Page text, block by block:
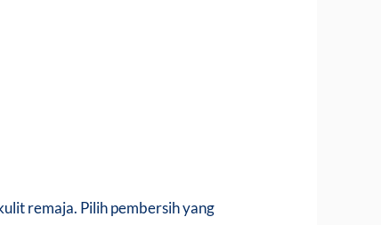
remaja. Pilih pembersih yang